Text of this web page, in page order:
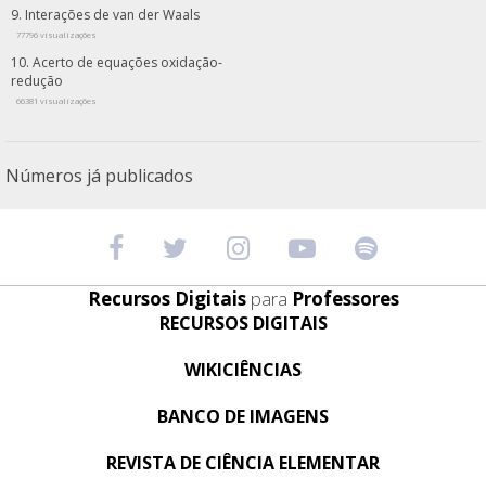
Interações de van der Waals
77796 visualizações
Acerto de equações oxidação-
redução
66381 visualizações
Números já publicados
Recursos Digitais para Professores
RECURSOS DIGITAIS
WIKICIÊNCIAS
BANCO DE IMAGENS
REVISTA DE CIÊNCIA ELEMENTAR